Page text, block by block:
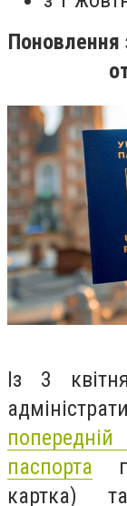
Поновлення
Із 3
паспорта
картка)